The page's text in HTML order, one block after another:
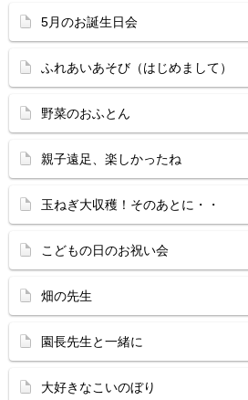
5月のお誕生日会
ふれあいあそび（はじめまして）
野菜のおふとん
親子遠足、楽しかったね
玉ねぎ大収穫！そのあとに・・
こどもの日のお祝い会
畑の先生
園長先生と一緒に
大好きなこいのぼり